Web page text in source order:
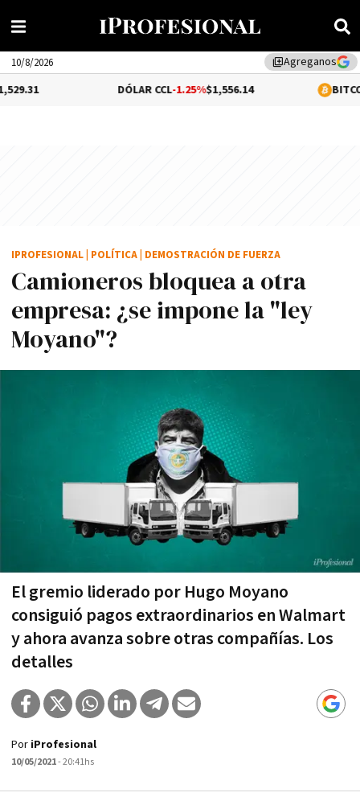
library_addAgreganos
10/8/2026
-1.25%$1,556.14 -0.06%
Camioneros bloquea a otra
empresa: ¿se impone la "ley
Moyano"?
El gremio liderado por Hugo Moyano
consiguió pagos extraordinarios en Walmart
y ahora avanza sobre otras compañías. Los
detalles
IPROFESIONAL POLÍTICA DEMOSTRACIÓN DE FUERZA
Por iProfesional
10/05/2021- 20:41hs